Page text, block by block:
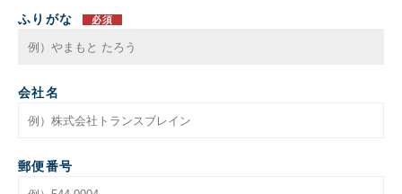
ふりがな 必須
会社名
郵便番号